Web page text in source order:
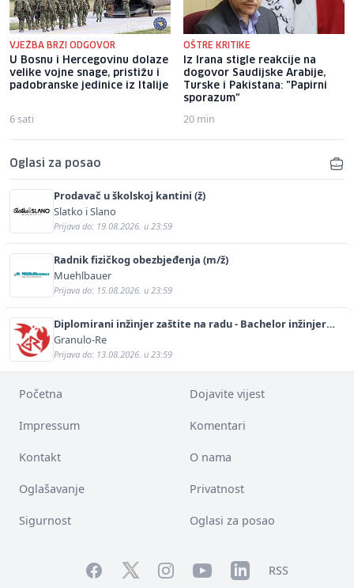
VJEŽBA BRZI ODGOVOR
U Bosnu i Hercegovinu dolaze
velike vojne snage, pristižu i
padobranske jedinice iz Italije
6 sati
OŠTRE KRITIKE
Iz Irana stigle reakcije na
dogovor Saudijske Arabije,
Turske i Pakistana: "Papirni
sporazum"
20 min
Oglasi za posao
Prodavač u školskoj kantini (ž)
Slatko i Slano
Prijava do: 19.08.2026. u 23:59
Radnik fizičkog obezbjeđenja (m/ž)
Muehlbauer
Prijava do: 15.08.2026. u 23:59
Diplomirani inžinjer zaštite na radu - Bachelor inžinjer
sigurnosti i pomoći (m/ž)
Granulo-Re
Prijava do: 13.08.2026. u 23:59
Početna Dojavite vijest
Impressum Komentari
Kontakt O nama
Oglašavanje Privatnost
Sigurnost Oglasi za posao
FacebookTwitterInstagramYouTubeLinkedInRSS